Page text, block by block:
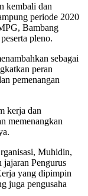
kembali dan
periode 2020
Bambang
pleno.
sebagai
peran
pemenangan
kerja dan
memenangkan
Muhidin,
jajaran Pengurus
yang dipimpin
juga pengusaha